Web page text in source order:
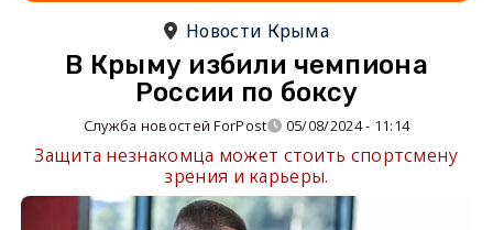
Новости Крыма
В Крыму избили чемпиона
России по боксу
Служба новостей ForPost 05/08/2024 - 11:14
Защита незнакомца может стоить спортсмену
зрения и карьеры.